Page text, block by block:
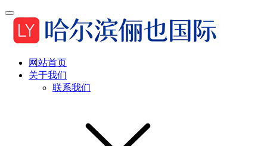
网站首页
关于我们
联系我们